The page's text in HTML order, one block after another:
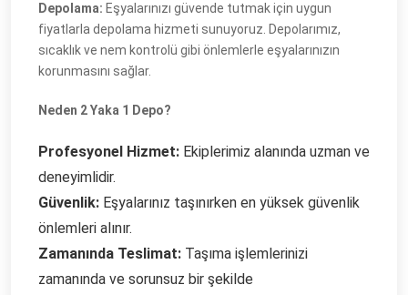
Depolama: Eşyalarınızı güvende tutmak için uygun
fiyatlarla depolama hizmeti sunuyoruz. Depolarımız,
sıcaklık ve nem kontrolü gibi önlemlerle eşyalarınızın
korunmasını sağlar.
Neden 2 Yaka 1 Depo?
Profesyonel Hizmet: Ekiplerimiz alanında uzman ve
deneyimlidir.
Güvenlik: Eşyalarınız taşınırken en yüksek güvenlik
önlemleri alınır.
Zamanında Teslimat: Taşıma işlemlerinizi
zamanında ve sorunsuz bir şekilde